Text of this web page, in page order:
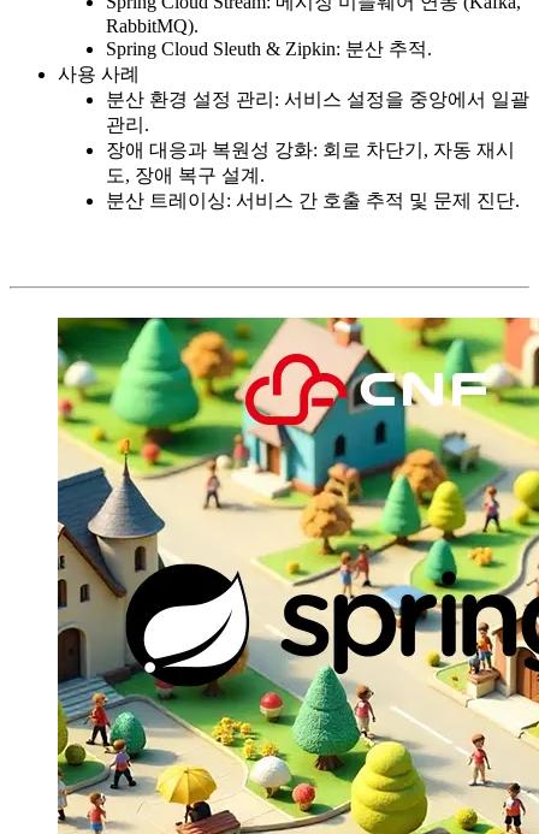
RabbitMQ).
Spring Cloud Sleuth & Zipkin: 분산 추적.
사용 사례
분산 환경 설정 관리 : 서비스 설정을 중앙에서 일괄
관리.
장애 대응과 복원성 강화: 회로 차단기, 자동 재시
도, 장애 복구 설계.
분산 트레이싱: 서비스 간 호출 추적 및 문제 진단.